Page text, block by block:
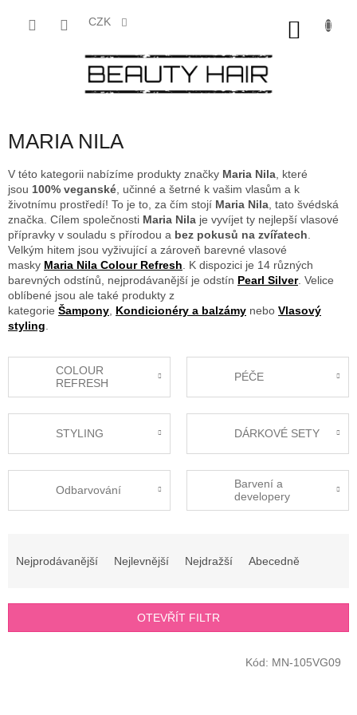
CZK
MARIA NILA
V této kategorii nabízíme produkty značky Maria Nila , které
jsou 100% veganské , učinné a šetrné k vašim vlasům a k
životnímu prostředí! To je to, za čím stojí Maria Nila , tato švédská
značka. Cílem společnosti Maria Nila je vyvíjet ty nejlepší vlasové
přípravky v souladu s přírodou a bez pokusů na zvířatech
Velkým hitem jsou vyživující a zároveň barevné vlasové
masky Maria Nila Colour Refresh . K dispozici je 14 různých
barevných odstínů, nejprodávanější je odstín Pearl Silver. Velice
oblíbené jsou ale také produkty z
kategorie Šampony Kondicionéry a balzámy nebo Vlasový
styling
COLOUR
REFRESH
PÉČE
STYLING DÁRKOVÉ SETY
Odbarvování
Barvení a
developery
í
Nejprodávanější Nejlevnější Nejdražší Abecedně
OTEVŘÍT FILTR
Kód: MN-105VG09